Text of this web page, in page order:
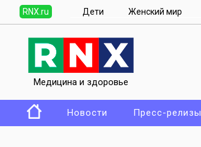
RNX.ru Дети Женский мир
Медицина и здоровье
Новости Пресс-релизы